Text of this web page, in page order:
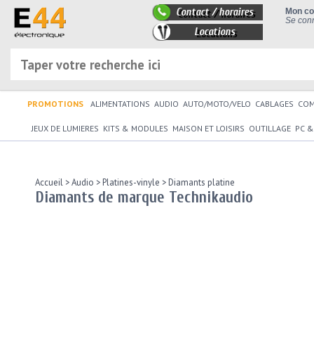
Mon
Se
Contact / horaires
Locations
PROMOTIONS ALIMENTATIONS AUDIO AUTO/MOTO/VELO CABLAGES
JEUX DE LUMIERES KITS & MODULES MAISON ET LOISIRS OUTILLAGE PC
Accueil >Audio >Platines-vinyle >Diamants platine
Diamants de marque Technikaudio